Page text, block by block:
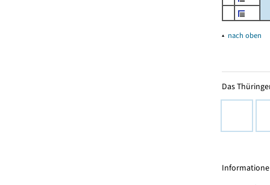
▴ nach oben
Das